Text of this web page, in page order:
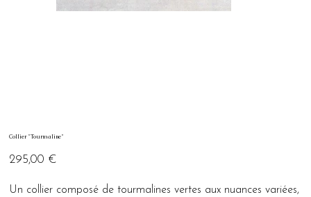
Collier "Tourmaline"
295,00 €
Un collier composé de tourmalines vertes aux nuances variées,